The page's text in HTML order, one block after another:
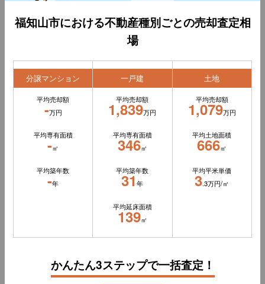
福知山市における不動産種別ごとの売却査定相
場
分譲マンション
平均売却額
-万円
平均専有面積
-㎡
平均築年数
-年
一戸建
平均売却額
1,839万円
平均専有面積
346㎡
平均築年数
31年
平均延床面積
139㎡
土地
平均売却額
1,079万円
平均土地面積
666㎡
平均平米単価
3.3万円/㎡
かんたん3ステップで一括査定！